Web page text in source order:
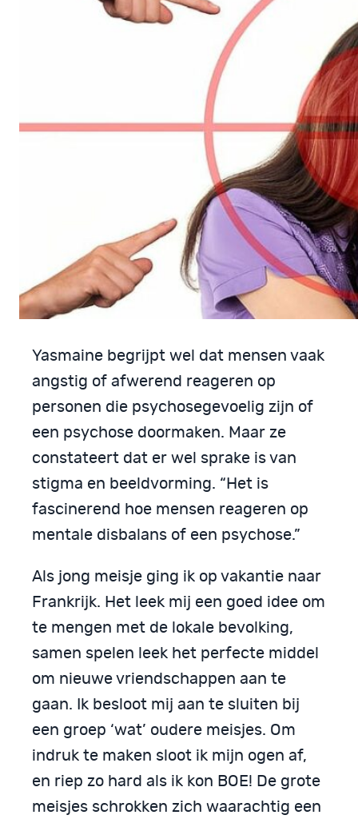
Yasmaine begrijpt wel dat mensen vaak
angstig of afwerend reageren op
personen die psychosegevoelig zijn of
een psychose doormaken. Maar ze
constateert dat er wel sprake is van
stigma en beeldvorming. “Het is
fascinerend hoe mensen reageren op
mentale disbalans of een psychose.”
Als jong meisje ging ik op vakantie naar
Frankrijk. Het leek mij een goed idee om
te mengen met de lokale bevolking,
samen spelen leek het perfecte middel
om nieuwe vriendschappen aan te
gaan. Ik besloot mij aan te sluiten bij
een groep ‘wat’ oudere meisjes. Om
indruk te maken sloot ik mijn ogen af,
en riep zo hard als ik kon BOE! De grote
meisjes schrokken zich waarachtig een